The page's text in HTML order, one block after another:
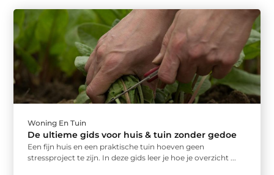
Woning En Tuin
De ultieme gids voor huis & tuin zonder gedoe
Een fijn huis en een praktische tuin hoeven geen
stressproject te zijn. In deze gids leer je hoe je overzicht ...